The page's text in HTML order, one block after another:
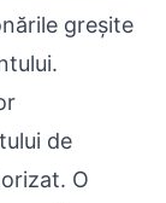
greșite
de
O